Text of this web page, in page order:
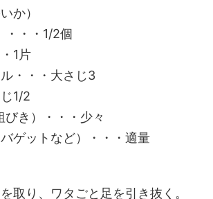
か）
・・・1/2個
1片
・・・大さじ3
1/2
びき）・・・少々
ゲットなど）・・・適量
取り、ワタごと足を引き抜く。